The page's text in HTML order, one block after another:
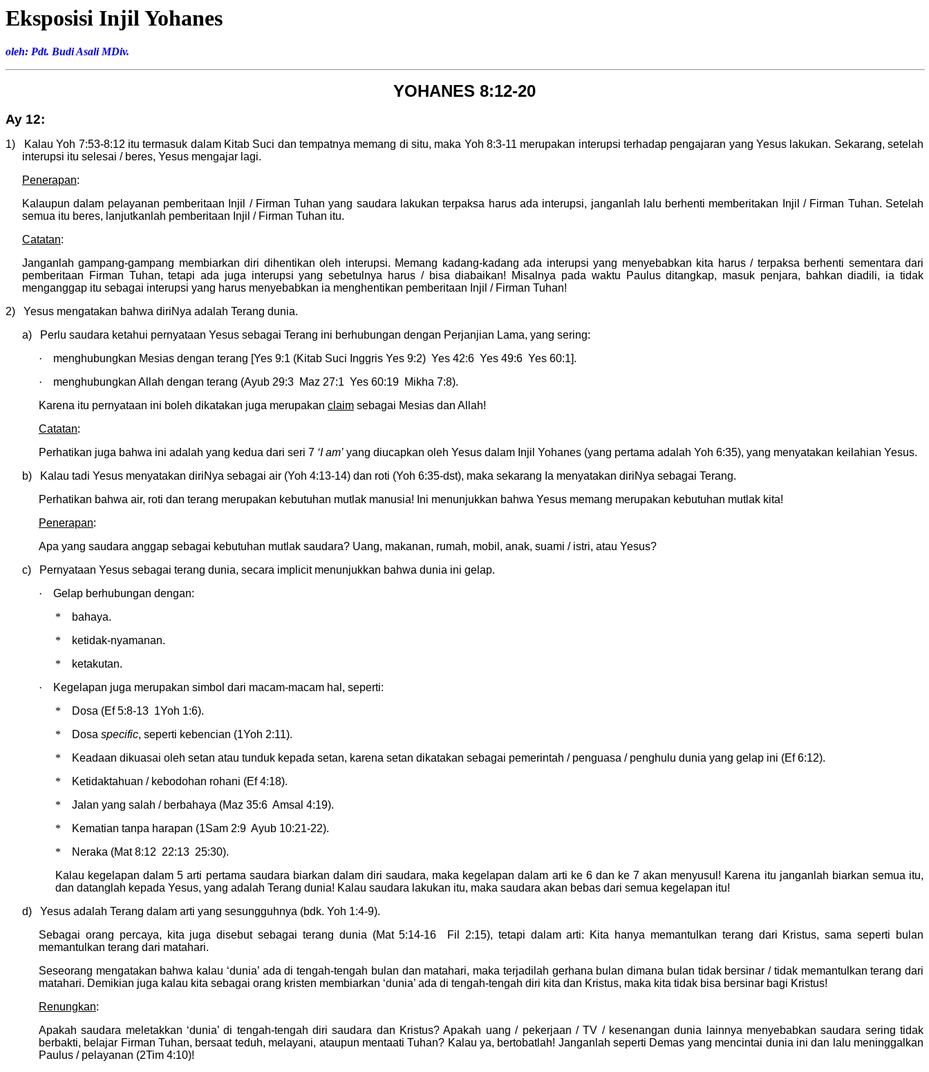
Eksposisi Injil Yohanes
oleh: Pdt. Budi Asali MDiv.
YOHANES 8:12-20
Ay 12:
1) Kalau Yoh 7:53-8:12 itu termasuk dalam Kitab Suci dan tempatnya memang di situ, maka Yoh 8:3-11 merupakan interupsi terhadap pengajaran yang Yesus lakukan. Sekarang, setelah
interupsi itu selesai / beres, Yesus mengajar lagi.
Penerapan:
Kalaupun dalam pelayanan pemberitaan Injil / Firman Tuhan yang saudara lakukan terpaksa harus ada interupsi, janganlah lalu berhenti memberitakan Injil / Firman Tuhan. Setelah
semua itu beres, lanjutkanlah pemberitaan Injil / Firman Tuhan itu.
Catatan:
Janganlah gampang-gampang membiarkan diri dihentikan oleh interupsi. Memang kadang-kadang ada interupsi yang menyebabkan kita harus / terpaksa berhenti sementara dari
pemberitaan Firman Tuhan, tetapi ada juga interupsi yang sebetulnya harus / bisa diabaikan! Misalnya pada waktu Paulus ditangkap, masuk penjara, bahkan diadili, ia tidak
menganggap itu sebagai interupsi yang harus menyebabkan ia menghentikan pemberitaan Injil / Firman Tuhan!
2) Yesus mengatakan bahwa diriNya adalah Terang dunia.
a) Perlu saudara ketahui pernyataan Yesus sebagai Terang ini berhubungan dengan Perjanjian Lama, yang sering:
·
menghubungkan Mesias dengan terang [Yes 9:1 (Kitab Suci Inggris Yes 9:2) Yes 42:6 Yes 49:6 Yes 60:1].
·
menghubungkan Allah dengan terang (Ayub 29:3 Maz 27:1 Yes 60:19 Mikha 7:8).
Karena itu pernyataan ini boleh dikatakan juga merupakan claim sebagai Mesias dan Allah!
Catatan:
Perhatikan juga bahwa ini adalah yang kedua dari seri 7 ‘I am’ yang diucapkan oleh Yesus dalam Injil Yohanes (yang pertama adalah Yoh 6:35), yang menyatakan keilahian Yesus.
b) Kalau tadi Yesus menyatakan diriNya sebagai air (Yoh 4:13-14) dan roti (Yoh 6:35-dst), maka sekarang Ia menyatakan diriNya sebagai Terang.
Perhatikan bahwa air, roti dan terang merupakan kebutuhan mutlak manusia! Ini menunjukkan bahwa Yesus memang merupakan kebutuhan mutlak kita!
Penerapan:
Apa yang saudara anggap sebagai kebutuhan mutlak saudara? Uang, makanan, rumah, mobil, anak, suami / istri, atau Yesus?
c) Pernyataan Yesus sebagai terang dunia, secara implicit menunjukkan bahwa dunia ini gelap.
·
Gelap berhubungan dengan:
*
bahaya.
*
ketidak-nyamanan.
*
ketakutan.
·
Kegelapan juga merupakan simbol dari macam-macam hal, seperti:
*
Dosa (Ef 5:8-13 1Yoh 1:6).
*
Dosa specific, seperti kebencian (1Yoh 2:11).
*
Keadaan dikuasai oleh setan atau tunduk kepada setan, karena setan dikatakan sebagai pemerintah / penguasa / penghulu dunia yang gelap ini (Ef 6:12).
*
Ketidaktahuan / kebodohan rohani (Ef 4:18).
*
Jalan yang salah / berbahaya (Maz 35:6 Amsal 4:19).
*
Kematian tanpa harapan (1Sam 2:9 Ayub 10:21-22).
*
Neraka (Mat 8:12 22:13 25:30).
Kalau kegelapan dalam 5 arti pertama saudara biarkan dalam diri saudara, maka kegelapan dalam arti ke 6 dan ke 7 akan menyusul! Karena itu janganlah biarkan semua itu,
dan datanglah kepada Yesus, yang adalah Terang dunia! Kalau saudara lakukan itu, maka saudara akan bebas dari semua kegelapan itu!
d) Yesus adalah Terang dalam arti yang sesungguhnya (bdk. Yoh 1:4-9).
Sebagai orang percaya, kita juga disebut sebagai terang dunia (Mat 5:14-16 Fil 2:15), tetapi dalam arti: Kita hanya memantulkan terang dari Kristus, sama seperti bulan
memantulkan terang dari matahari.
Seseorang mengatakan bahwa kalau ‘dunia’ ada di tengah-tengah bulan dan matahari, maka terjadilah gerhana bulan dimana bulan tidak bersinar / tidak memantulkan terang dari
matahari. Demikian juga kalau kita sebagai orang kristen membiarkan ‘dunia’ ada di tengah-tengah diri kita dan Kristus, maka kita tidak bisa bersinar bagi Kristus!
Renungkan:
Apakah saudara meletakkan ‘dunia’ di tengah-tengah diri saudara dan Kristus? Apakah uang / pekerjaan / TV / kesenangan dunia lainnya menyebabkan saudara sering tidak
berbakti, belajar Firman Tuhan, bersaat teduh, melayani, ataupun mentaati Tuhan? Kalau ya, bertobatlah! Janganlah seperti Demas yang mencintai dunia ini dan lalu meninggalkan
Paulus / pelayanan (2Tim 4:10)!